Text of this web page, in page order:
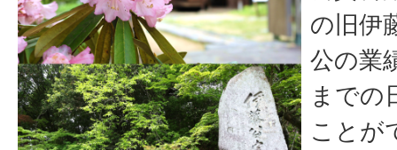
の旧伊
公の業
までの
ことが